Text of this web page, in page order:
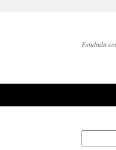
Fundada